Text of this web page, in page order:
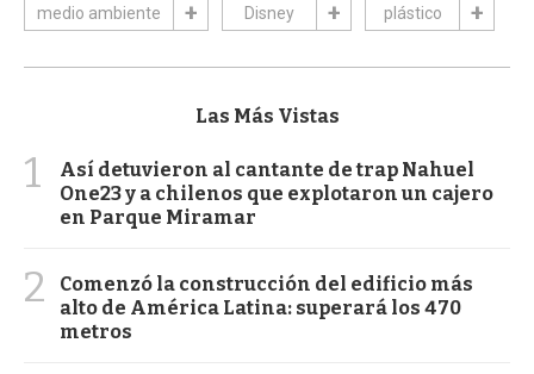
medio ambiente Disney plástico
Las Más Vistas
1
Así detuvieron al cantante de trap Nahuel
One23 y a chilenos que explotaron un cajero
en Parque Miramar
2
Comenzó la construcción del edificio más
alto de América Latina: superará los 470
metros